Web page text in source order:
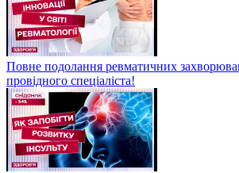
Повне подолання ревматичних
провідного спеціаліста!